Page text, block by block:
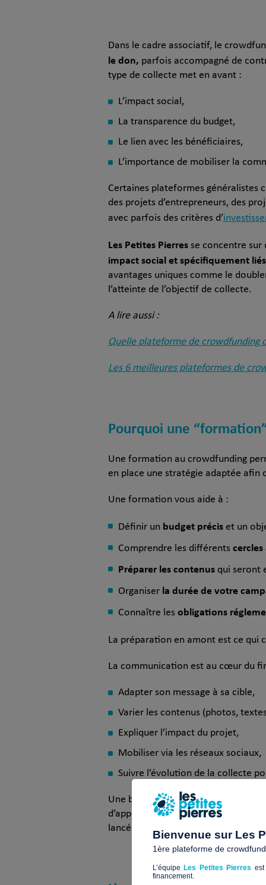
Dans le cadre associatif, le
le don, parfois accompagné de
type de collecte met en avant :
L’impact social,
La transparence du budget,
Le lien avec les bénéficiaires,
L’importance de mobiliser la
Certaines plateformes généralistes
des projets d’entrepreneurs, des
avec parfois des critères d’
Les Petites Pierres se concentre sur
impact social et spécifiquement
avantages uniques comme le
l’atteinte de l’objectif de collecte.
A lire aussi :
Quelle plateforme de crowdfunding
Les 6 meilleures plateformes de
Pourquoi une
Une formation au crowdfunding
en place une stratégie adaptée afin
Une formation vous aide à :
Définir un budget précis et un
Comprendre les différents
Préparer les contenus qui seront
Organiser la durée de votre
Connaître les obligations
La préparation en amont est ce qui
La communication est au cœur du
Adapter son message à sa cible,
Varier les contenus (photos,
Expliquer l’impact du projet,
Mobiliser via les réseaux sociaux,
Suivre l’évolution de la collecte
Une bonne formation
d’apprendre àcréer sa campagne
lancée.
Bienvenue sur Les
1ère plateforme de
L’équipeLes Petites Pierres
financement.